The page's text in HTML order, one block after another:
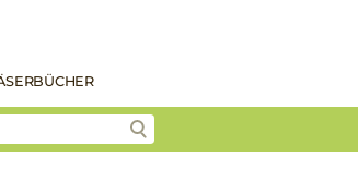
BÜCHER